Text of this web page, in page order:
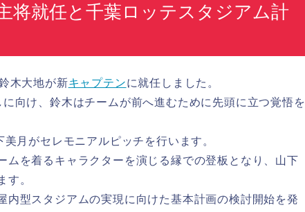
将就任と千葉ロッテスタジアム計
木大地が新キャプテンに就任しました。
向け、鈴木はチームが前へ進むために先頭に立つ覚悟を
月がセレモニアルピッチを行います。
ムを着るキャラクターを演じる縁での登板となり、山下
す。
内型スタジアムの実現に向けた基本計画の検討開始を発